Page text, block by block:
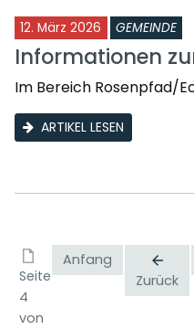
12. März 2026 GEMEINDE
Informationen
Im Bereich Rosenpfad/
ARTIKEL LESEN
Seite
4
von
Anfang
Zurück